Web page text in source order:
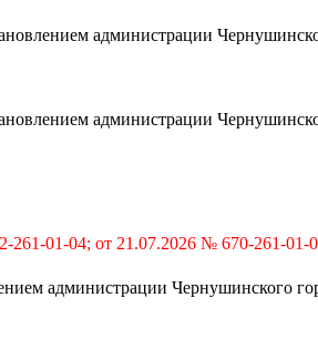
администрации
администрации
01-04; от 21.07.2026 № 670-261-01-
администрации Чернушинского